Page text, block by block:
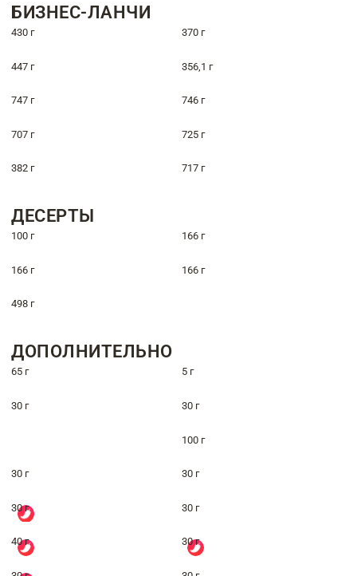
БИЗНЕС-ЛАНЧИ
430 г 370 г
447 г 356,1 г
747 г 746 г
707 г 725 г
382 г 717 г
ДЕСЕРТЫ
100 г 166 г
166 г 166 г
498 г
ДОПОЛНИТЕЛЬНО
65 г 5 г
30 г 30 г
100 г
30 г 30 г
30 г 30 г
40 г 30 г